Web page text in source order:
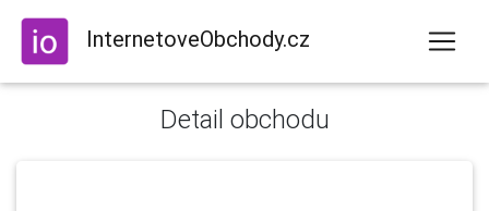
InternetoveObchody.cz
Detail obchodu